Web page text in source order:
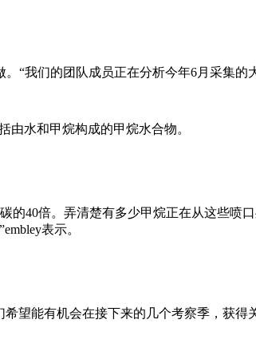
我们的团队成员正在分析今年6月采集的
由水和甲烷构成的甲烷水合物。
的40倍。弄清楚有多少甲烷正在从这些喷
表示。
望能有机会在接下来的几个考察季，获得